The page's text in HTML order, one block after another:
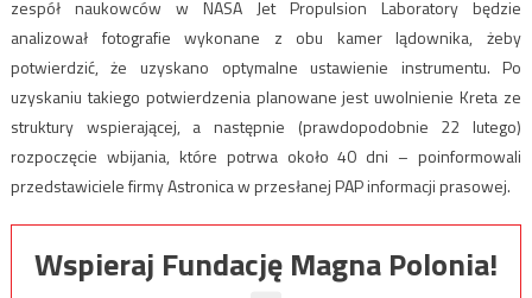
zespół naukowców w NASA Jet Propulsion Laboratory będzie
analizował fotografie wykonane z obu kamer lądownika, żeby
potwierdzić, że uzyskano optymalne ustawienie instrumentu. Po
uzyskaniu takiego potwierdzenia planowane jest uwolnienie Kreta ze
struktury wspierającej, a następnie (prawdopodobnie 22 lutego)
rozpoczęcie wbijania, które potrwa około 40 dni – poinformowali
przedstawiciele firmy Astronica w przesłanej PAP informacji prasowej.
Wspieraj Fundację Magna Polonia!